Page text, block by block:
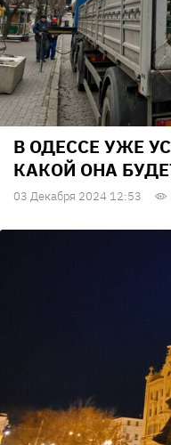
В ОДЕССЕ УЖЕ
КАКОЙ ОНА
03 Декабря 2024 12:53